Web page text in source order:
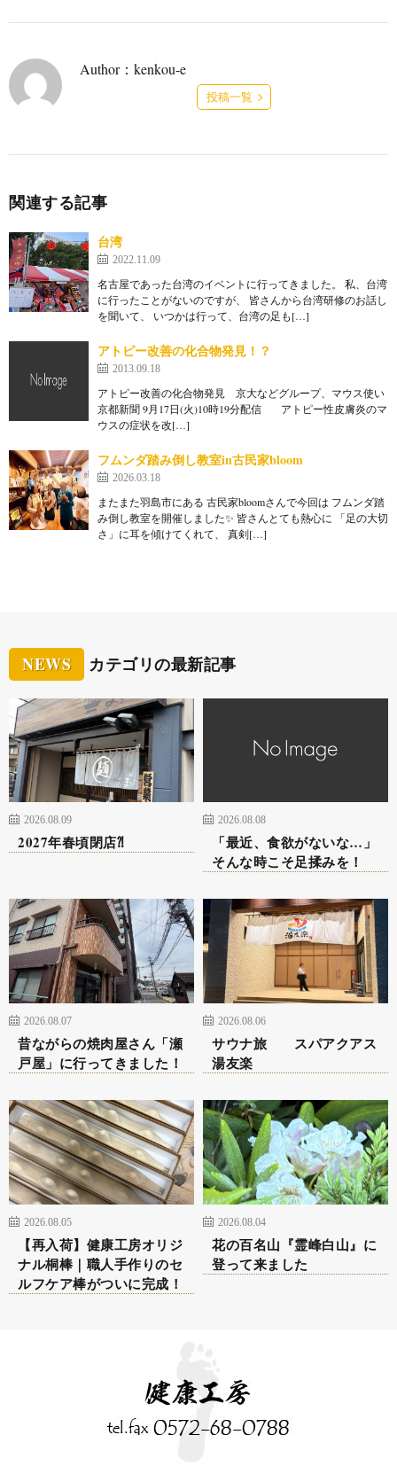
Author：kenkou-e
投稿一覧
関連する記事
台湾
2022.11.09
名古屋であった台湾のイベントに行ってきました。 私、台湾
に行ったことがないのですが、 皆さんから台湾研修のお話し
を聞いて、 いつかは行って、台湾の足も[…]
アトピー改善の化合物発見！？
2013.09.18
アトピー改善の化合物発見 京大などグループ、マウス使い
京都新聞 9月17日(火)10時19分配信 アトピー性皮膚炎のマ
ウスの症状を改[…]
フムンダ踏み倒し教室in古民家bloom
2026.03.18
またまた羽島市にある 古民家bloomさんで今回は フムンダ踏
み倒し教室を開催しました✨ 皆さんとても熱心に 「足の大切
さ」に耳を傾けてくれて、 真剣[…]
NEWS カテゴリの最新記事
2026.08.09
2027年春頃閉店⁈
2026.08.08
「最近、食欲がないな…」
そんな時こそ足揉みを！
2026.08.07
昔ながらの焼肉屋さん「瀬
戸屋」に行ってきました！
2026.08.06
サウナ旅 スパアクアス
湯友楽
2026.08.05
【再入荷】健康工房オリジ
ナル桐棒｜職人手作りのセ
ルフケア棒がついに完成！
2026.08.04
花の百名山『霊峰白山』に
登って来ました